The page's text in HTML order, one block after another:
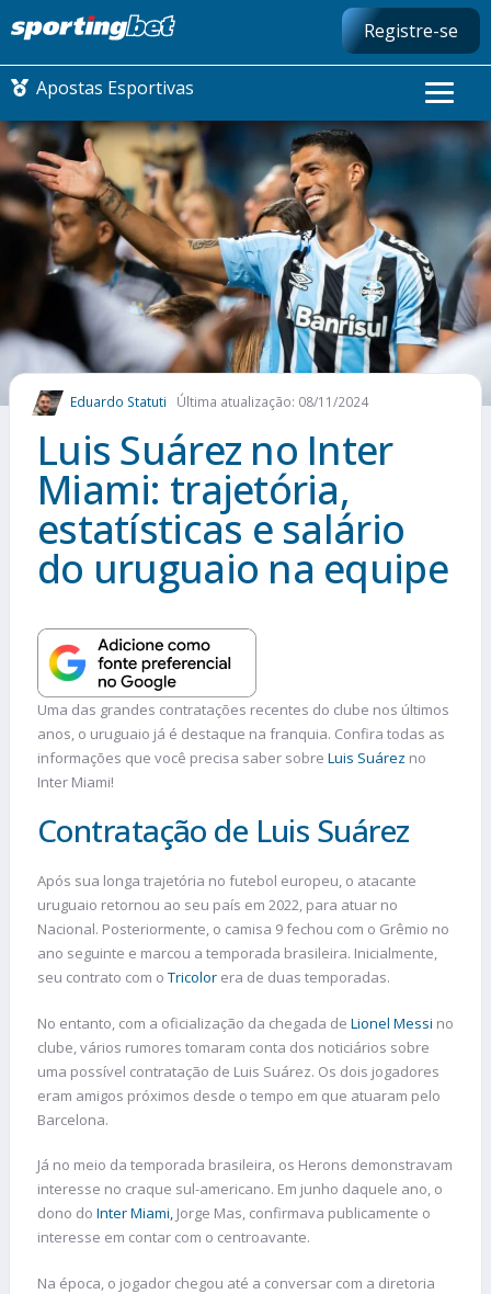
Registre-se
Apostas Esportivas
CONMEBOL LIBERTADORES
FUTEBOL NACIONAL
FUTEBOL INTERNACIONAL
COMO APOSTAR
MAIS ESPORTES
Eduardo Statuti Última atualização: 08/11/2024
Luis Suárez no Inter
Miami​: trajetória,
estatísticas e salário
do uruguaio na equipe
Uma das grandes contratações recentes do clube nos últimos
anos, o uruguaio já é destaque na franquia. Confira todas as
informações que você precisa saber sobre Luis Suárez no
Inter Miami!
Contratação de Luis Suárez
Após sua longa trajetória no futebol europeu, o atacante
uruguaio retornou ao seu país em 2022, para atuar no
Nacional. Posteriormente, o camisa 9 fechou com o Grêmio no
ano seguinte e marcou a temporada brasileira. Inicialmente,
seu contrato com o Tricolor era de duas temporadas.
No entanto, com a oficialização da chegada de Lionel Messi no
clube, vários rumores tomaram conta dos noticiários sobre
uma possível contratação de Luis Suárez. Os dois jogadores
eram amigos próximos desde o tempo em que atuaram pelo
Barcelona.
Já no meio da temporada brasileira, os Herons demonstravam
interesse no craque sul-americano. Em junho daquele ano, o
dono do Inter Miami, Jorge Mas, confirmava publicamente o
interesse em contar com o centroavante.
Na época, o jogador chegou até a conversar com a diretoria